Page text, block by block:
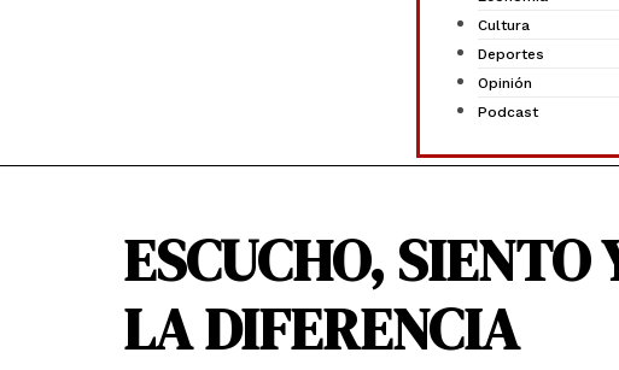
Cultura
Deportes
Opinión
Podcast
ESCUCHO,
LA DIFERENCIA